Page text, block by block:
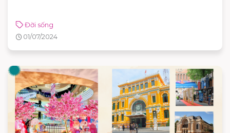
Đời sống
01/07/2024